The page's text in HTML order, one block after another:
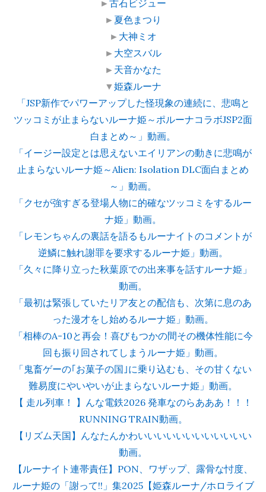
►古石ビジュー
► 夏色まつり
► 大神ミオ
► 大空スバル
► 天音かなた
▼姫森ルーナ
「JSP新作でパワーアップした怪現象の連続に、悲鳴と
ツッコミが止まらないルーナ姫～ポルーナコラボJSP2面
白まとめ～」動画。
「イージー設定とは思えないエイリアンの動きに悲鳴が
止まらないルーナ姫～Alien: Isolation DLC面白まとめ
～」動画。
「クセが強すぎる登場人物に的確なツッコミをするルー
ナ姫」動画。
「レモンちゃんの裏話を語るもルーナイトのコメントが
逆鱗に触れ謝罪を要求するルーナ姫」動画。
「久々に降り立った秋葉原での出来事を話すルーナ姫」
動画。
「最初は緊張していたリア友との配信も、次第に息のあ
った漫才をし始めるルーナ姫」動画。
「相棒のA-10と再会！喜びもつかの間その機体性能に今
回も振り回されてしまうルーナ姫」動画。
「鬼畜ゲーの｢お菓子の国｣に乗り込むも、その甘くない
難易度にやいやいが止まらないルーナ姫」動画。
【 走ル列車！ 】んな電鉄2026 発車なのらあああ！！！
RUNNING TRAIN動画。
【リズム天国】んなたんかわいいいいいいいいいいいい
動画。
【ルーナイト連帯責任】PON、ワザップ、露骨な忖度、
ルーナ姫の「謝って!!」集2025【姫森ルーナ/ホロライブ